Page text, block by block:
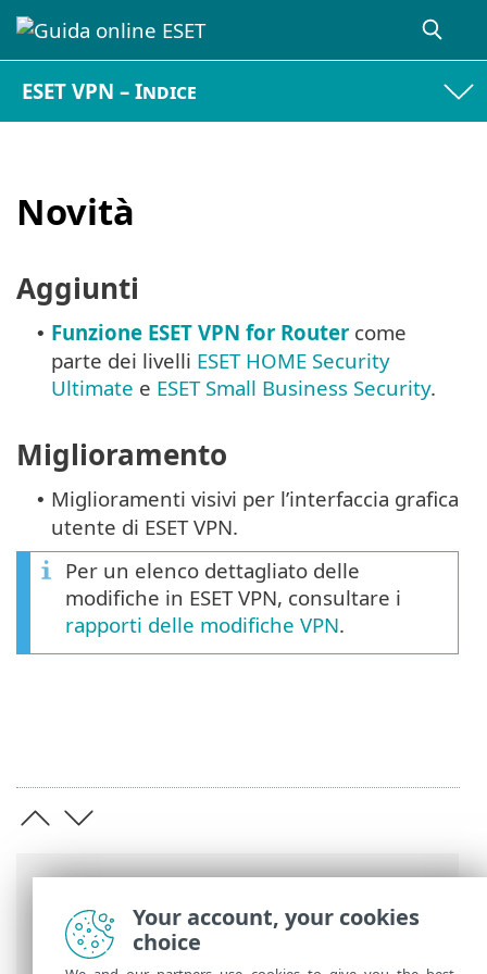
ESET VPN – Indice
Novità
Guida online ESET ESET VPN
> Novità
Aggiunti
• Funzione ESET VPN for Router come
parte dei livelli ESET HOME Security
Ultimate e ESET Small Business Security.
Miglioramento
• Miglioramenti visivi per l’interfaccia grafica
utente di ESET VPN.
Per un elenco dettagliato delle
modifiche in ESET VPN, consultare i
rapporti delle modifiche VPN.
Your account, your cookies
choice